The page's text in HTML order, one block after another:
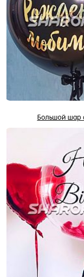
Купить в 1 клик
В избранное
В наличии
Большой шар
2
В
Купить в 1 клик
В избранное
В наличии